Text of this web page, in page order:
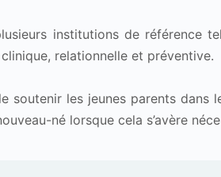
institutions de référence
relationnelle et préventive.
soutenir les jeunes parents dans
né lorsque cela s’avère